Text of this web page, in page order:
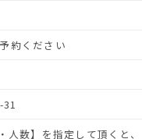
約ください
31